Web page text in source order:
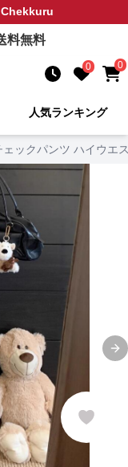
Chekkuru
料無料
0 0
人気ランキング
ェックパンツ ハイウエ